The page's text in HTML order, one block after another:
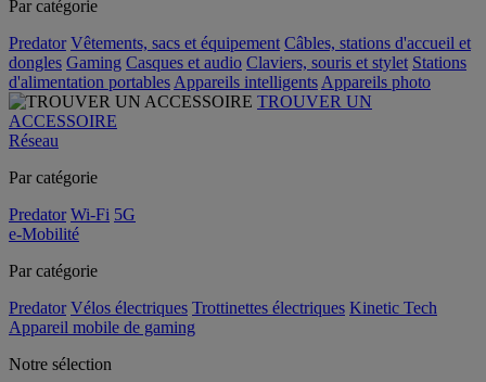
Par catégorie
Predator Vêtements, sacs et équipement Câbles, stations d'accueil et
dongles Gaming Casques et audio Claviers, souris et stylet Stations
d'alimentation portables Appareils intelligents Appareils photo
TROUVER UN
ACCESSOIRE
Réseau
Par catégorie
Predator Wi-Fi 5G
e-Mobilité
Par catégorie
Predator Vélos électriques Trottinettes électriques Kinetic Tech
Appareil mobile de gaming
Notre sélection